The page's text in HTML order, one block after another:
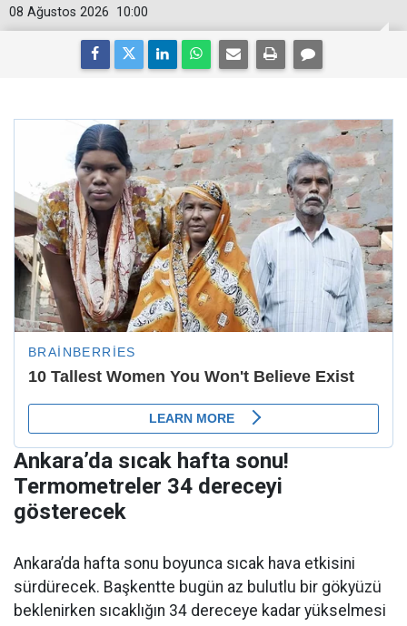
10:00
08 Ağustos 2026
Ankara’da sıcak hafta sonu!
Termometreler 34 dereceyi
gösterecek
Ankara’da hafta sonu boyunca sıcak hava etkisini
sürdürecek. Başkentte bugün az bulutlu bir gökyüzü
beklenirken sıcaklığın 34 dereceye kadar yükselmesi